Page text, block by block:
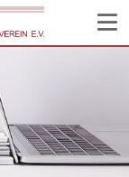
weiter für Sie